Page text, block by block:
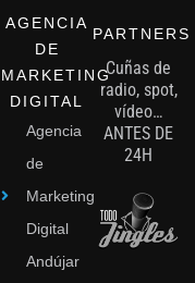
AGENCIA
DE
MARKETING
DIGITAL
Agencia
de
Marketing
Digital
Andújar
PARTNERS
Cuñas de
radio, spot,
vídeo…
ANTES DE
24H